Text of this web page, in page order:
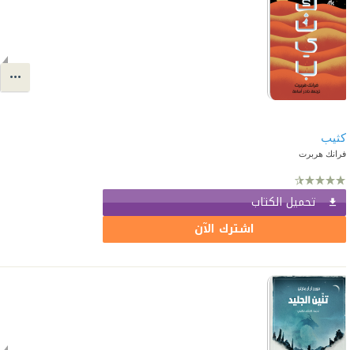
كثيب
فرانك هربرت
تحميل الكتاب
اشترك الآن